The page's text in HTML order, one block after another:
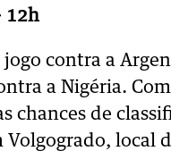
12h
contra a
a Nigéria.
chances de
Volgogrado, local